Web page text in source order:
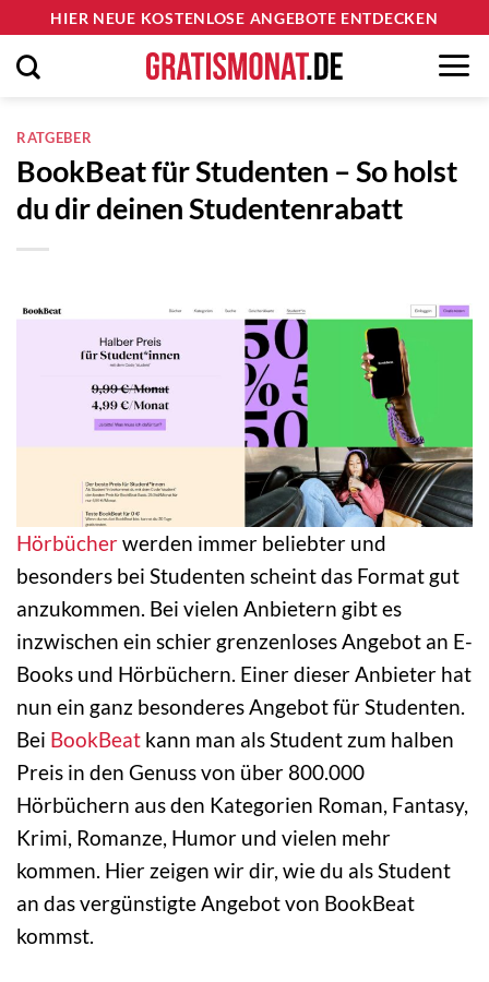
Inhalt
springen
HIER NEUE KOSTENLOSE ANGEBOTE ENTDECKEN
RATGEBER
BookBeat für Studenten – So holst
du dir deinen Studentenrabatt
Hörbücherwerden immer beliebter und
besonders bei Studenten scheint das Format gut
anzukommen. Bei vielen Anbietern gibt es
inzwischen ein schier grenzenloses Angebot an E-
Books und Hörbüchern. Einer dieser Anbieter hat
nun ein ganz besonderes Angebot für Studenten.
Bei BookBeat kann man als Student zum halben
Preis in den Genuss von über 800.000
Hörbüchern aus den Kategorien Roman, Fantasy,
Krimi, Romanze, Humor und vielen mehr
kommen. Hier zeigen wir dir, wie du als Student
an das vergünstigte Angebot von BookBeat
kommst.